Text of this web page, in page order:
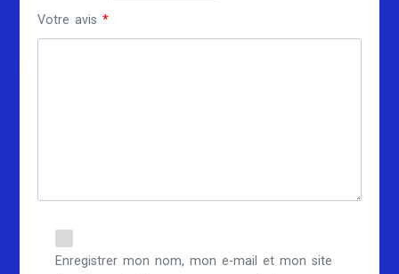
Votre avis*
Enregistrer mon nom, mon e-mail et mon site